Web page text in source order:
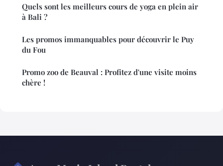
Quels sont les meilleurs cours de yoga en plein air
à Bali ?
Les promos immanquables pour découvrir le Puy
du Fou
Promo zoo de Beauval : Profitez d'une visite moins
chère !